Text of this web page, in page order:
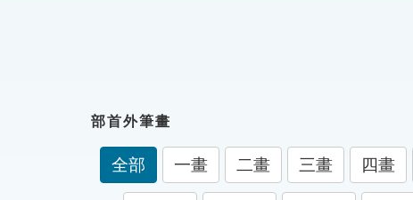
部首外筆畫
全部 一畫 二畫 三畫 四畫